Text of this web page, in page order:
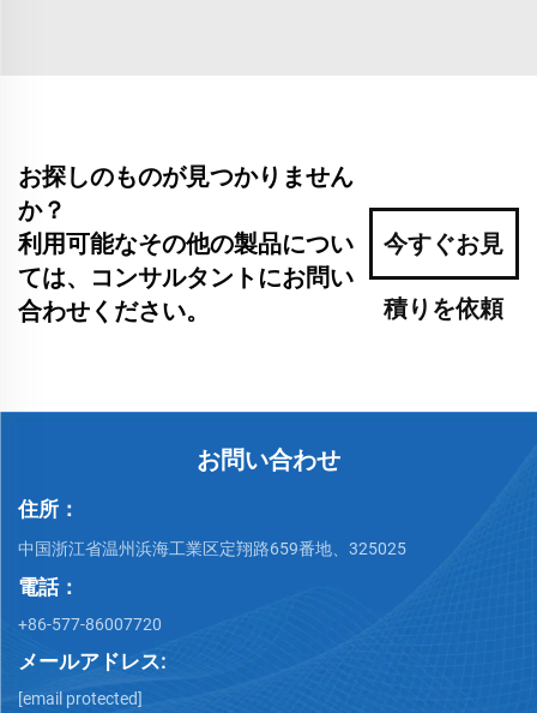
お探しのものが見つかりません
か？
利用可能なその他の製品につい
ては、コンサルタントにお問い
合わせください。
今すぐお見
積りを依頼
お問い合わせ
住所：
中国浙江省温州浜海工業区定翔路659番地、325025
電話：
+86-577-86007720
メールアドレス:
[email protected]